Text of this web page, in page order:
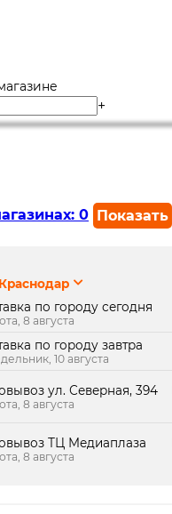
+
0 Показать
ТК Медиаплаза:
Краснодар
по городу сегодня
8 августа
по городу завтра
10 августа
ул. Северная, 394
8 августа
ТЦ Медиаплаза
8 августа